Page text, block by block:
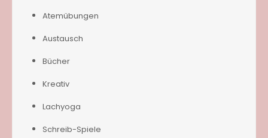
Atemübungen
Austausch
Bücher
Kreativ
Lachyoga
Schreib-Spiele